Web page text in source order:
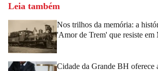
Leia também
Nos trilhos da memória: a
'Amor de Trem' que resiste em
Cidade da Grande BH oferece